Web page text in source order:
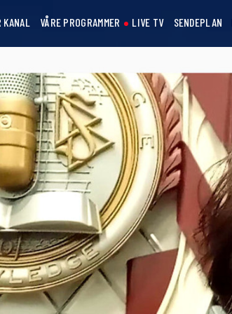
KANAL VÅRE PROGRAMMER LIVE TV SENDEPLAN